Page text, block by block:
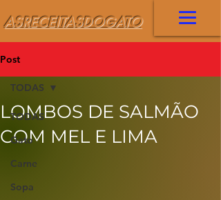
ASRECEITASDOGATO
Post
TODAS
Gato
Carne
Sopa
TODAS
LOMBOS DE SALMÃO
COM MEL E LIMA